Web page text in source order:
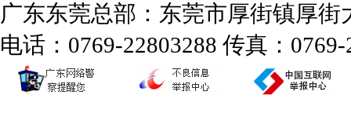
广东东莞总部：东莞市厚街镇厚
电话：0769-22803288 传真：0769-